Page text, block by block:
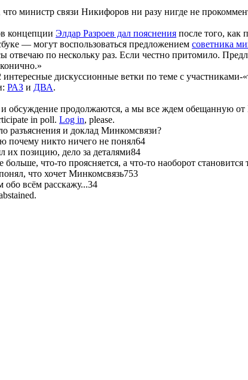
что министр связи Никифоров ни разу нигде не
концепции Элдар Разроев дал пояснения после того, как
— могут воспользоваться предложением советника
отвечаю по нескольку раз. Если честно притомило.
дискуссионные ветки по теме с
РАЗ и ДВА.
обсуждение продолжаются, а мы все ждем обещанную
in poll. Log in, please.
разъяснения и доклад Минкомсвязи?
почему никто ничего не понял64
их позицию, дело за деталями84
больше, что-то проясняется, а что-то наоборот
что хочет Минкомсвязь753
обо всём расскажу...34